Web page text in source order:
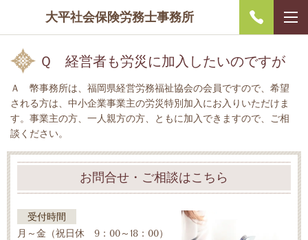
大平社会保険労務士事務所
Ｑ 経営者も労災に加入したいのですが
Ａ 幣事務所は、福岡県経営労務福祉協会の会員ですので、希望
される方は、中小企業事業主の労災特別加入にお入りいただけま
す。事業主の方、一人親方の方、ともに加入できますので、ご相
談ください。
お問合せ・ご相談はこちら
受付時間
月～金（祝日休 9：00～18：00）